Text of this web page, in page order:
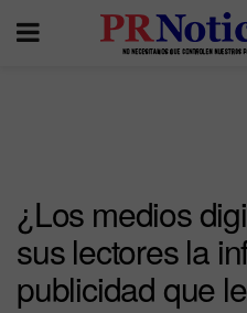
¿Los medios
sus lectores la
publicidad que